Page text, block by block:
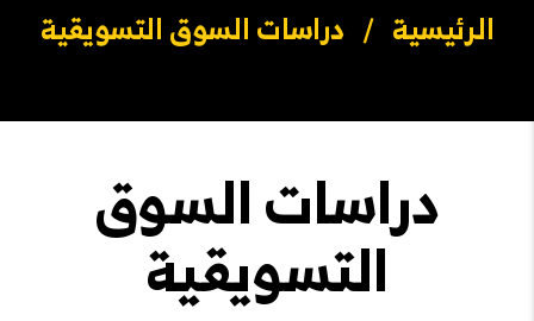
الرئيسية / دراسات السوق التسويقية
دراسات السوق
التسويقية